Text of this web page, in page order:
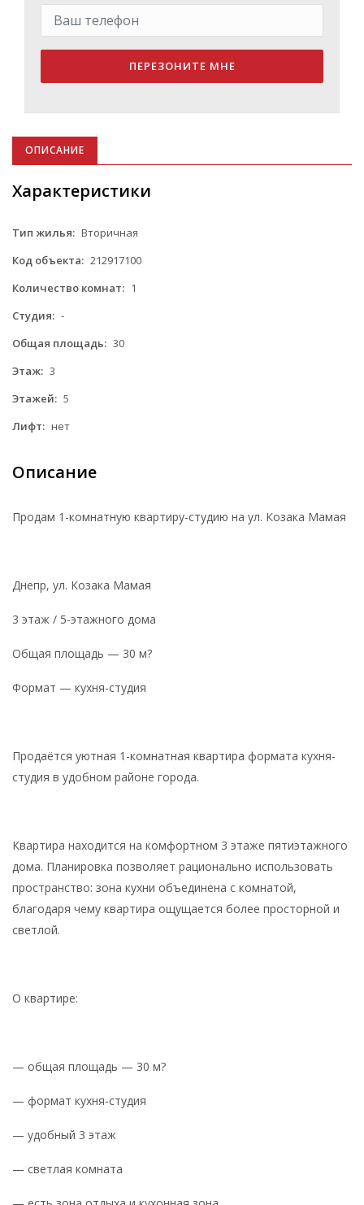
ПЕРЕЗОНИТЕ МНЕ
ОПИСАНИЕ
Характеристики
Тип жилья: Вторичная
Код объекта: 212917100
Количество комнат: 1
Студия: -
Общая площадь: 30
Этаж: 3
Этажей: 5
Лифт: нет
Описание
Продам 1-комнатную квартиру-студию на ул. Козака Мамая
Днепр, ул. Козака Мамая
3 этаж / 5-этажного дома
Общая площадь — 30 м?
Формат — кухня-студия
Продаётся уютная 1-комнатная квартира формата кухня-
студия в удобном районе города.
Квартира находится на комфортном 3 этаже пятиэтажного
дома. Планировка позволяет рационально использовать
пространство: зона кухни объединена с комнатой,
благодаря чему квартира ощущается более просторной и
светлой.
О квартире:
— общая площадь — 30 м?
— формат кухня-студия
— удобный 3 этаж
— светлая комната